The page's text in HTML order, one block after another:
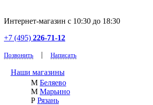
Интернет-магазин с 10:30 до 18:30
+7 (495) 226-71-12
Позвонить | Написать
Наши магазины
М Беляево
М Марьино
Р Рязань